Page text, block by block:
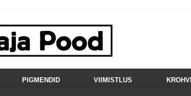
PIGMENDID VIIMISTLUS